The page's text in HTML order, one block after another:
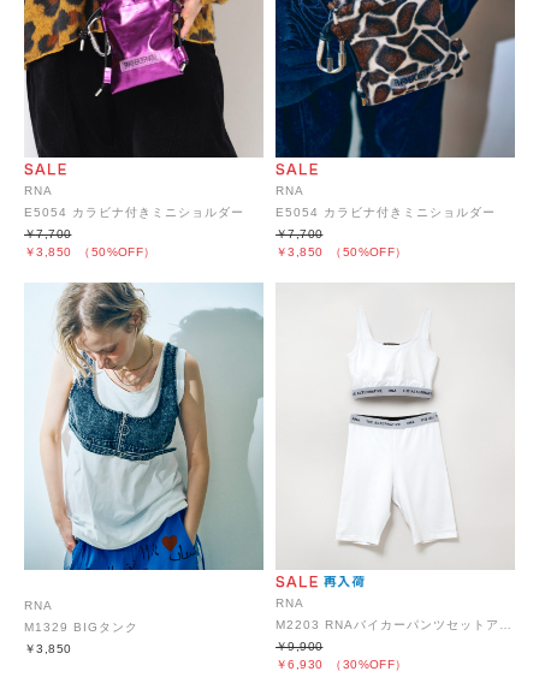
RNA
E5054 カラビナ付きミニショルダー
￥3,850 （50%OFF）
￥7,700
RNA
E5054 カラビナ付きミニショルダー
￥3,850 （50%OFF）
￥7,700
RNA
M1329 BIGタンク
￥3,850
RNA
￥6,930 （30%OFF）
￥9,900